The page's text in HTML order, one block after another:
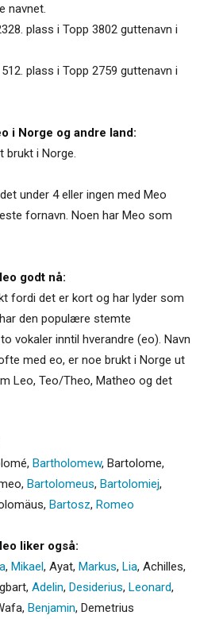
navnet.
plass i Topp 3802 guttenavn i
plass i Topp 2759 guttenavn i
i Norge og andre land:
i Norge.
under 4 eller ingen med Meo
fornavn. Noen har Meo som
godt nå:
fordi det er kort og har lyder som
den populære stemte
vokaler inntil hverandre (eo). Navn
med eo, er noe brukt i Norge ut
Leo, Teo/Theo, Matheo og det
, Bartholomew, Bartolome,
, Bartolomeus, Bartolomiej,
, Bartosz, Romeo
liker også:
, Mikael, Ayat, Markus, Lia, Achilles,
, Adelin, Desiderius, Leonard,
, Benjamin, Demetrius